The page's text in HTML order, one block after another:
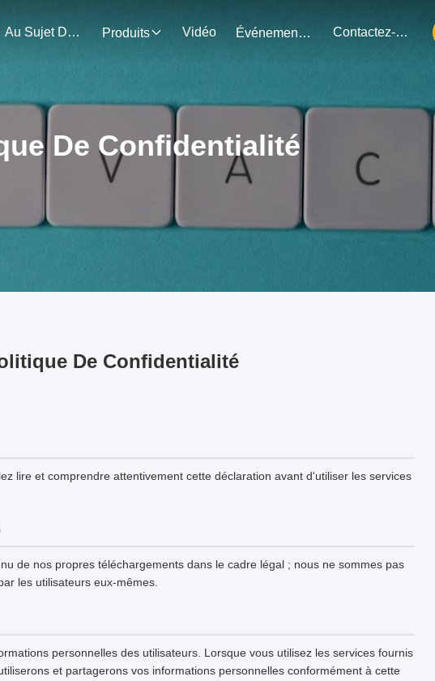
Au Sujet De Nous Produits Vidéo Événements Contactez-Nous
De Confidentialité
De Confidentialité
lire et comprendre attentivement cette déclaration avant d'utiliser les services
de nos propres téléchargements dans le cadre légal ; nous ne sommes pas
les utilisateurs eux-mêmes.
personnelles des utilisateurs. Lorsque vous utilisez les services fournis
et partagerons vos informations personnelles conformément à cette